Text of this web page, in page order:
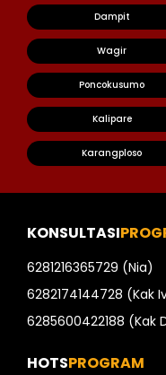
Dampit
Wagir
Poncokusumo
Kalipare
Karangploso
KONSULTASI
6281216365729 (Nia)
6282174144728 (Kak
6285600422188 (Kak
HOTSPROGRAM